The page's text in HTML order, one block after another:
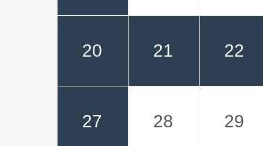
20 21 22
27 28 29